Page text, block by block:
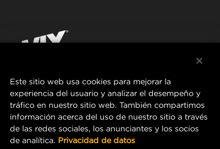
¡CONTÁCTENOS!
IMPRESSUM
YouTube
MANN+HUMMEL FT Poland
ul. Wrocławska 145,
63-800 GOSTYŃ, POLAND
Tel. +48 65 572 89 00
E-mail:info@mann-hummel.com
Este sitio web usa cookies para mejorar la
experiencia del usuario y analizar el desempeño y
tráfico en nuestro sitio web. También compartimos
información acerca del uso de nuestro sitio a través
de las redes sociales, los anunciantes y los socios
de analítica. Privacidad de datos